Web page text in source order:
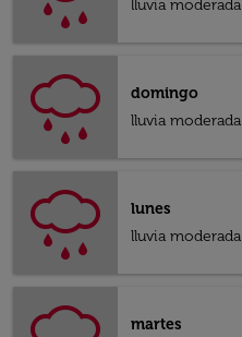
lluvia moderada
domingo
lluvia moderada
lunes
lluvia moderada
martes